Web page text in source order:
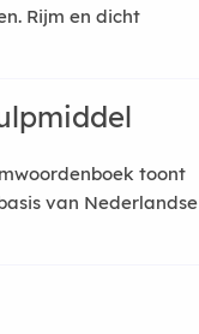
Rijm en dicht
toont
van Nederlandse